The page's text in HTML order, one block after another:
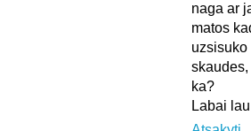
naga ar
matos
uzsisuko
ka?
Labai